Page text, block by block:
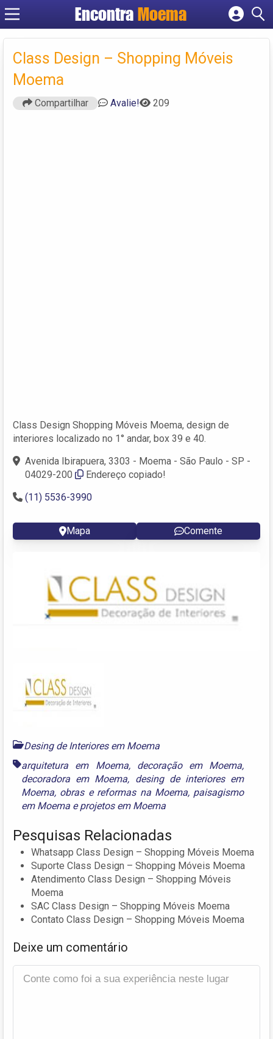
Encontra Moema
Criar conta
Class Design – Shopping Móveis
Moema
Compartilhar Avalie! 209
Class Design Shopping Móveis Moema, design de
interiores localizado no 1° andar, box 39 e 40.
Avenida Ibirapuera, 3303 - Moema - São Paulo - SP -
04029-200
Endereço copiado!
(11) 5536-3990
Mapa Comente
Desing de Interiores em Moema
arquitetura em Moema, decoração em Moema,
decoradora em Moema, desing de interiores em
Moema, obras e reformas na Moema, paisagismo
em Moema eprojetos em Moema
Pesquisas Relacionadas
Whatsapp Class Design – Shopping Móveis Moema
Suporte Class Design – Shopping Móveis Moema
Atendimento Class Design – Shopping Móveis
Moema
SAC Class Design – Shopping Móveis Moema
Contato Class Design – Shopping Móveis Moema
Deixe um comentário